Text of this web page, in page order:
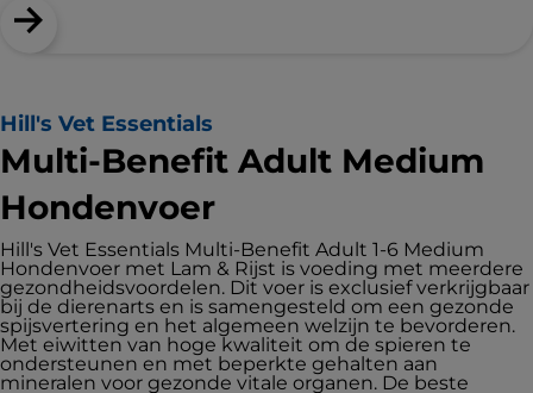
Hill's Vet Essentials
Multi-Benefit Adult Medium
Hondenvoer
Hill's Vet Essentials Multi-Benefit Adult 1-6 Medium
Hondenvoer met Lam & Rijst is voeding met meerdere
gezondheidsvoordelen. Dit voer is exclusief verkrijgbaar
bij de dierenarts en is samengesteld om een gezonde
spijsvertering en het algemeen welzijn te bevorderen.
Met eiwitten van hoge kwaliteit om de spieren te
ondersteunen en met beperkte gehalten aan
mineralen voor gezonde vitale organen. De beste